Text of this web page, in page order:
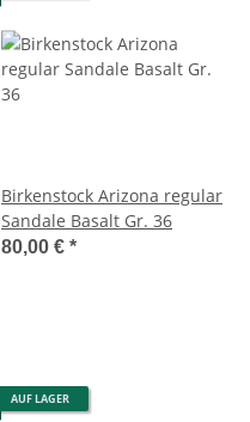
Birkenstock Arizona regular
Sandale Basalt Gr. 36
80,00 € *
AUF LAGER